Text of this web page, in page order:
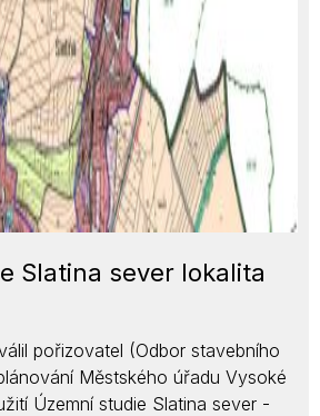
Slatina sever lokalita
pořizovatel (Odbor stavebního
Městského úřadu Vysoké
Územní studie Slatina sever -